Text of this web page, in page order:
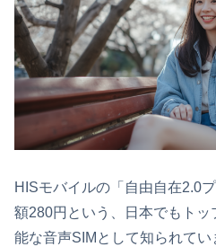
HISモバイルの「自由自在2.0
額280円という、日本でもト
能な音声SIMとして知られてい